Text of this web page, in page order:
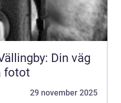
Din väg
fotot
29 november 2025